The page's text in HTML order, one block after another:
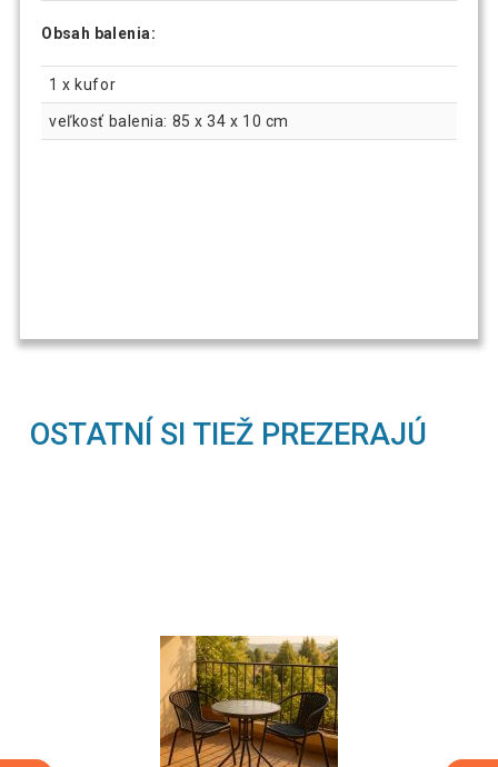
Obsah balenia:
1 x kufor
veľkosť balenia: 85 x 34 x 10 cm
OSTATNÍ SI TIEŽ PREZERAJÚ